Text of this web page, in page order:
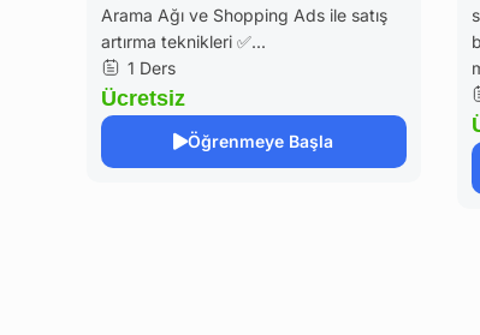
Arama Ağı ve Shopping Ads ile satış
artırma teknikleri ✅...
1 Ders
Ücretsiz
Öğrenmeye Başla